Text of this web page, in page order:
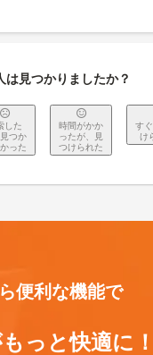
は見つかりましたか？
した
つか
った
時間がかか
ったが、見
つけられた
す
け
便利な機能で
っと快適に